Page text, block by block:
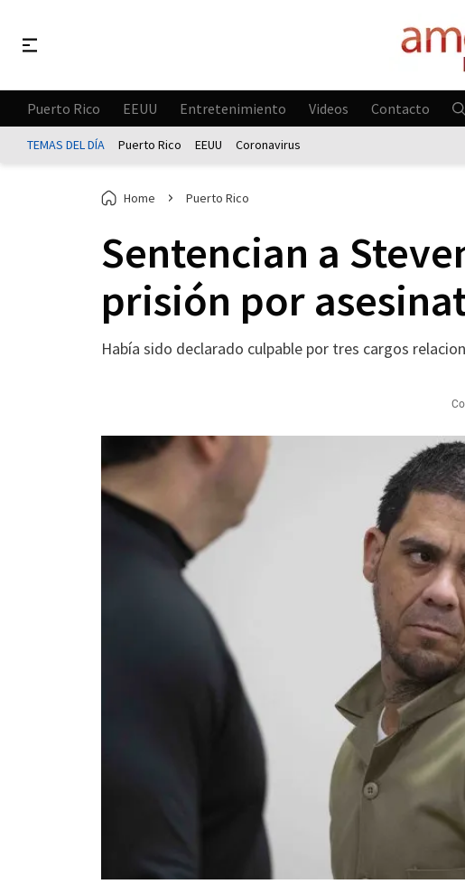
Puerto Rico EEUU Entretenimiento Videos Contacto
TEMAS DEL DÍA Puerto Rico EEUU Coronavirus
Home Puerto Rico
Sentencian a
prisión por
Había sido declarado culpable por tres cargos